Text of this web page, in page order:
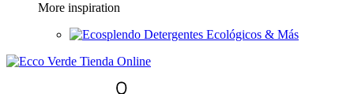
More inspiration
Detergentes Ecológicos & Más